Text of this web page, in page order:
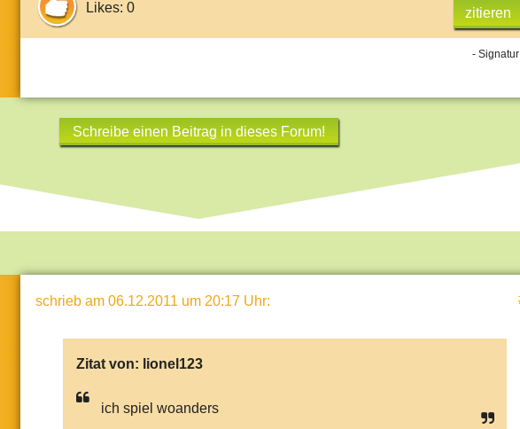
Likes: 0 zitieren
-
Schreibe einen Beitrag in dieses Forum!
schrieb am 06.12.2011 um 20:17 Uhr:
Zitat von: lionel123
ich spiel woanders